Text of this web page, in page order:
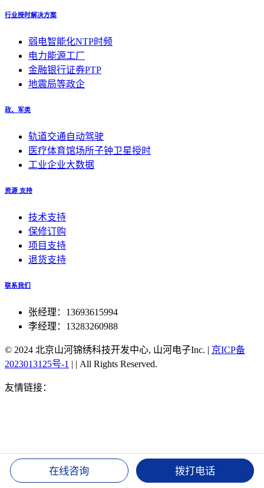
行业授时解决方案
弱电智能化NTP时频
电力能源工厂
金融银行证券PTP
地震局等政企
政、军类
轨道交通自动驾驶
医疗体育馆场所子钟卫星授时
工业企业大数据
资源 支持
技术支持
保修订购
项目支持
退货支持
联系我们
张经理：13693615994
李经理：13283260988
© 2024 北京山河锦绣科技开发中心, 山河电子Inc. | 京ICP备
2023013125号-1 | | All Rights Reserved.
友情链接：
湖北北斗授时装置 北斗可实现高精度授时 北斗授时密码
修改
北斗卫星授时 接口 北斗手机授时
在线咨询 拨打电话